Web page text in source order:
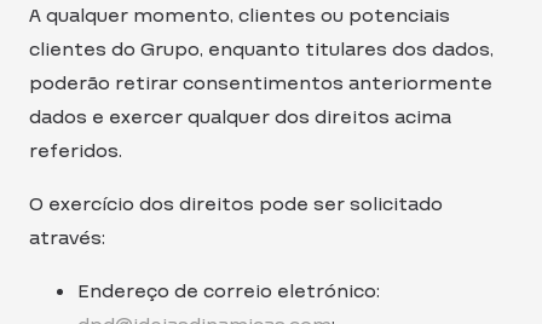
A qualquer momento, clientes ou potenciais
clientes do Grupo, enquanto titulares dos dados,
poderão retirar consentimentos anteriormente
dados e exercer qualquer dos direitos acima
referidos.
O exercício dos direitos pode ser solicitado
através:
Endereço de correio eletrónico: